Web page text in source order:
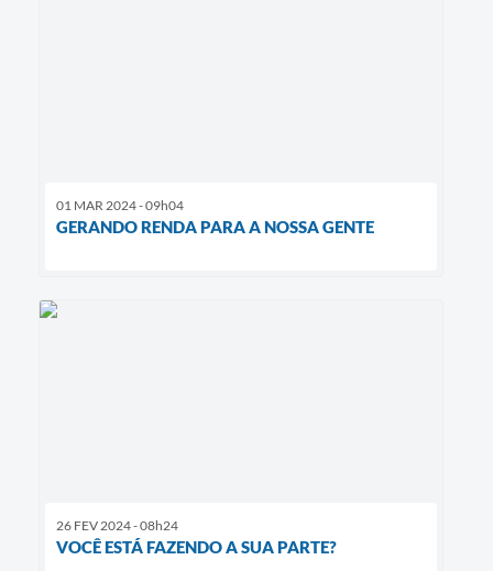
01 MAR 2024 - 09h04
GERANDO RENDA PARA A NOSSA GENTE
26 FEV 2024 - 08h24
VOCÊ ESTÁ FAZENDO A SUA PARTE?